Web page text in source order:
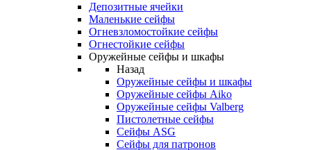
Депозитные ячейки
Маленькие сейфы
Огневзломостойкие сейфы
Огнестойкие сейфы
Оружейные сейфы и шкафы
Назад
Оружейные сейфы и шкафы
Оружейные сейфы Aiko
Оружейные сейфы Valberg
Пистолетные сейфы
Сейфы ASG
Сейфы для патронов